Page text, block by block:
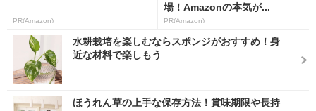
PR(Amazon)
場！Amazonの本気が...
PR(Amazon)
水耕栽培を楽しむならスポンジがおすすめ！身
近な材料で楽しもう
ほうれん草の上手な保存方法！賞味期限や長持